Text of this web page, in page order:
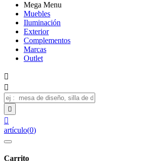
Mega Menu
Muebles
Iluminación
Exterior
Complementos
Marcas
Outlet




artículo(0)
Carrito